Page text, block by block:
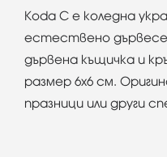
Koda C e коледна
естествено
дървена къщичка и
размер 6х6 см.
празници или други